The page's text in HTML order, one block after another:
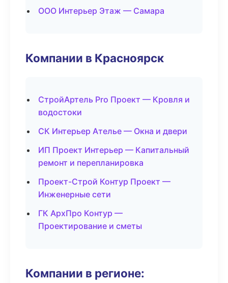
ООО Интерьер Этаж — Самара
Компании в Красноярск
СтройАртель Pro Проект — Кровля и
водостоки
СК Интерьер Ателье — Окна и двери
ИП Проект Интерьер — Капитальный
ремонт и перепланировка
Проект-Строй Контур Проект —
Инженерные сети
ГК АрхПро Контур —
Проектирование и сметы
Компании в регионе: